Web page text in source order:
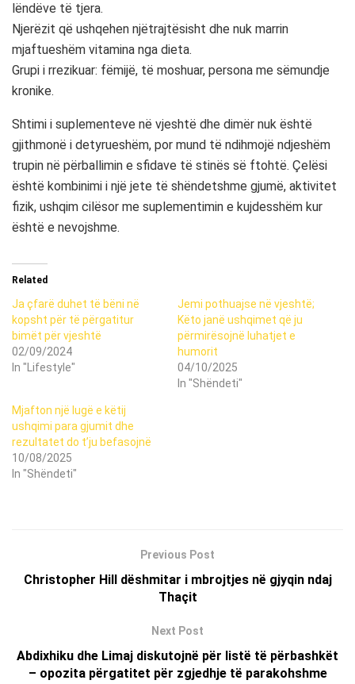
lëndëve të tjera.
Njerëzit që ushqehen njëtrajtësisht dhe nuk marrin
mjaftueshëm vitamina nga dieta.
Grupi i rrezikuar: fëmijë, të moshuar, persona me sëmundje
kronike.
Shtimi i suplementeve në vjeshtë dhe dimër nuk është
gjithmonë i detyrueshëm, por mund të ndihmojë ndjeshëm
trupin në përballimin e sfidave të stinës së ftohtë. Çelësi
është kombinimi i një jete të shëndetshme gjumë, aktivitet
fizik, ushqim cilësor me suplementimin e kujdesshëm kur
është e nevojshme.
Related
Ja çfarë duhet të bëni në
kopsht për të përgatitur
bimët për vjeshtë
02/09/2024
In "Lifestyle"
Jemi pothuajse në vjeshtë;
Këto janë ushqimet që ju
përmirësojnë luhatjet e
humorit
04/10/2025
In "Shëndeti"
Mjafton një lugë e këtij
ushqimi para gjumit dhe
rezultatet do t’ju befasojnë
10/08/2025
In "Shëndeti"
Previous Post
Christopher Hill dëshmitar i mbrojtjes në gjyqin ndaj
Thaçit
Next Post
Abdixhiku dhe Limaj diskutojnë për listë të përbashkët
– opozita përgatitet për zgjedhje të parakohshme